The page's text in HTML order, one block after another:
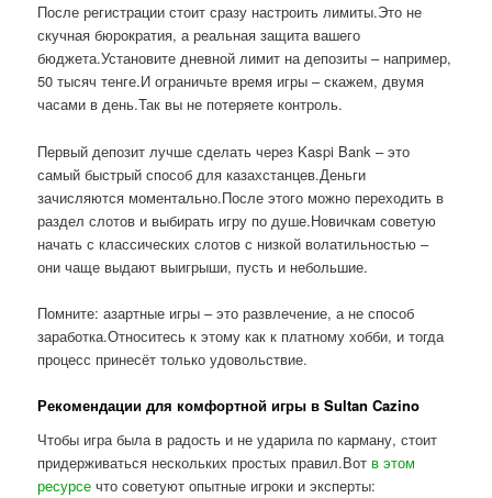
После регистрации стоит сразу настроить лимиты.Это не
скучная бюрократия, а реальная защита вашего
бюджета.Установите дневной лимит на депозиты – например,
50 тысяч тенге.И ограничьте время игры – скажем, двумя
часами в день.Так вы не потеряете контроль.
Первый депозит лучше сделать через Kaspi Bank – это
самый быстрый способ для казахстанцев.Деньги
зачисляются моментально.После этого можно переходить в
раздел слотов и выбирать игру по душе.Новичкам советую
начать с классических слотов с низкой волатильностью –
они чаще выдают выигрыши, пусть и небольшие.
Помните: азартные игры – это развлечение, а не способ
заработка.Относитесь к этому как к платному хобби, и тогда
процесс принесёт только удовольствие.
Рекомендации для комфортной игры в Sultan Cazino
Чтобы игра была в радость и не ударила по карману, стоит
придерживаться нескольких простых правил.Вотв этом
ресурсе что советуют опытные игроки и эксперты: